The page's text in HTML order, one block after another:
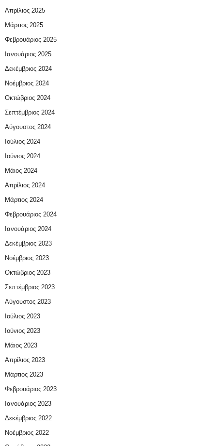
Απρίλιος 2025
Μάρτιος 2025
Φεβρουάριος 2025
Ιανουάριος 2025
Δεκέμβριος 2024
Νοέμβριος 2024
Οκτώβριος 2024
Σεπτέμβριος 2024
Αύγουστος 2024
Ιούλιος 2024
Ιούνιος 2024
Μάιος 2024
Απρίλιος 2024
Μάρτιος 2024
Φεβρουάριος 2024
Ιανουάριος 2024
Δεκέμβριος 2023
Νοέμβριος 2023
Οκτώβριος 2023
Σεπτέμβριος 2023
Αύγουστος 2023
Ιούλιος 2023
Ιούνιος 2023
Μάιος 2023
Απρίλιος 2023
Μάρτιος 2023
Φεβρουάριος 2023
Ιανουάριος 2023
Δεκέμβριος 2022
Νοέμβριος 2022